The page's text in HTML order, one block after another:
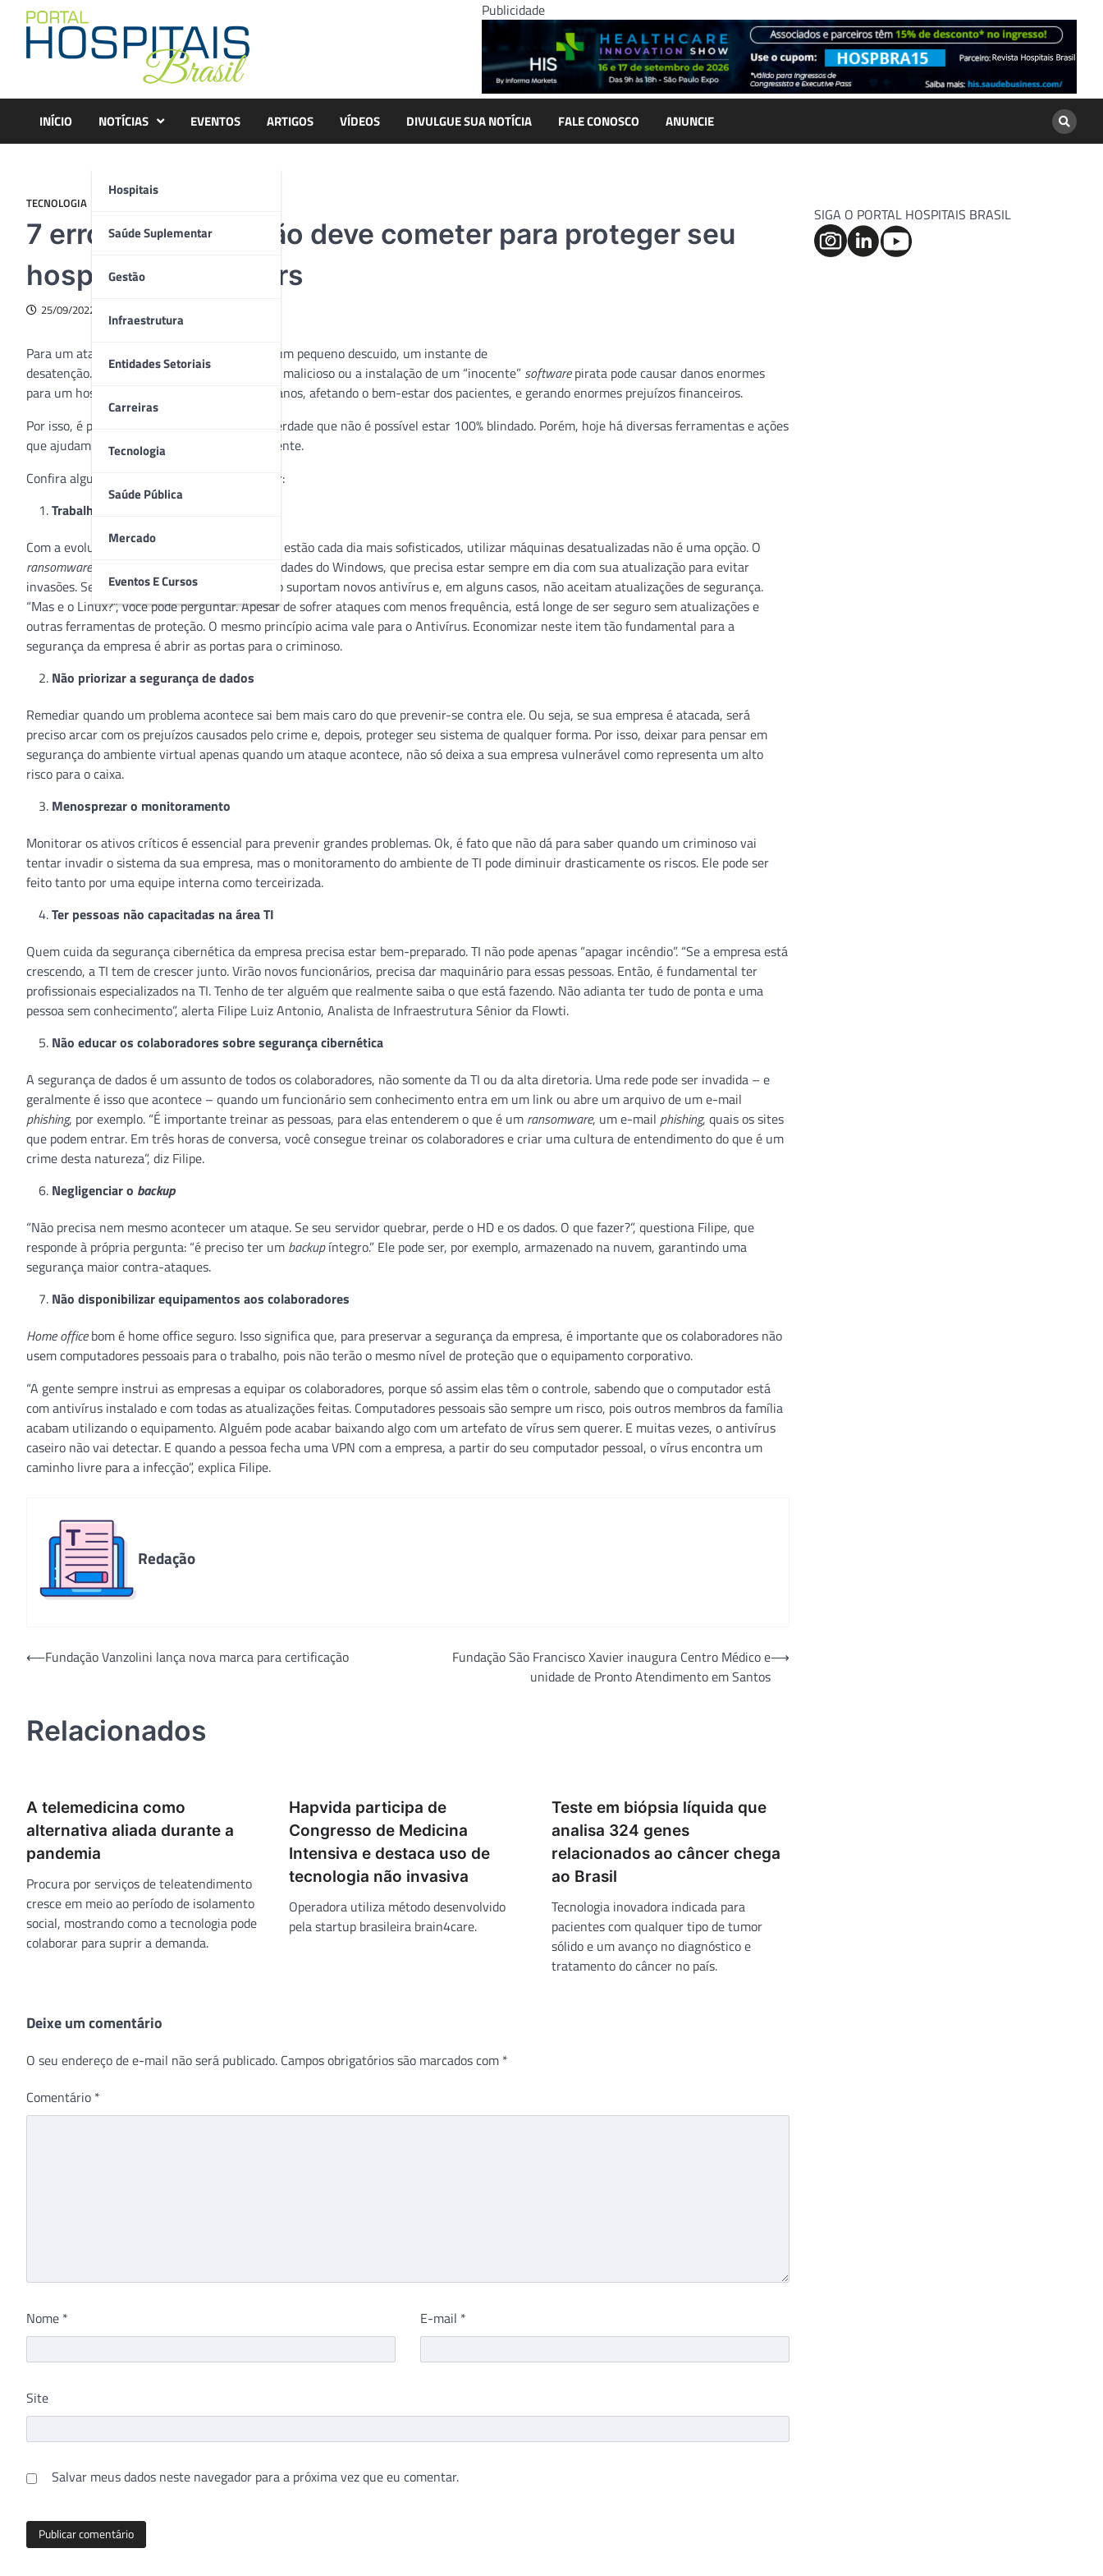
content
Publicidade
INÍCIO NOTÍCIAS
Hospitais
Saúde Suplementar
Gestão
Infraestrutura
Entidades Setoriais
Carreiras
Tecnologia
Saúde Pública
Mercado
Eventos E Cursos
EVENTOS ARTIGOS VÍDEOS DIVULGUE SUA NOTÍCIA FALE CONOSCO ANUNCIE
TECNOLOGIA
7 erros que você não deve cometer para proteger seu
hospital dos hackers
25/09/2022
Para um ataque de hackers acontecer, basta um pequeno descuido, um instante de
desatenção. Um clique desavisado em um link malicioso ou a instalação de um “inocente” softwarepirata pode causar danos enormes
para um hospital, causando transtornos humanos, afetando o bem-estar dos pacientes, e gerando enormes prejuízos financeiros.
Por isso, é preciso investir em prevenção. É verdade que não é possível estar 100% blindado. Porém, hoje há diversas ferramentas e ações
que ajudam a reduzir os riscos significativamente.
Confira algumas práticas que você deve evitar:
Trabalhar com máquinas desatualizadas
Com a evolução dos ataques cibernéticos, que estão cada dia mais sofisticados, utilizar máquinas desatualizadas não é uma opção. O
ransomware , por exemplo, ataca as vulnerabilidades do Windows, que precisa estar sempre em dia com sua atualização para evitar
invasões. Sem falar que máquinas antigas não suportam novos antivírus e, em alguns casos, não aceitam atualizações de segurança.
“Mas e o Linux?”, você pode perguntar. Apesar de sofrer ataques com menos frequência, está longe de ser seguro sem atualizações e
outras ferramentas de proteção. O mesmo princípio acima vale para o Antivírus. Economizar neste item tão fundamental para a
segurança da empresa é abrir as portas para o criminoso.
Não priorizar a segurança de dados
Remediar quando um problema acontece sai bem mais caro do que prevenir-se contra ele. Ou seja, se sua empresa é atacada, será
preciso arcar com os prejuízos causados pelo crime e, depois, proteger seu sistema de qualquer forma. Por isso, deixar para pensar em
segurança do ambiente virtual apenas quando um ataque acontece, não só deixa a sua empresa vulnerável como representa um alto
risco para o caixa.
Menosprezar o monitoramento
Monitorar os ativos críticos é essencial para prevenir grandes problemas. Ok, é fato que não dá para saber quando um criminoso vai
tentar invadir o sistema da sua empresa, mas o monitoramento do ambiente de TI pode diminuir drasticamente os riscos. Ele pode ser
feito tanto por uma equipe interna como terceirizada.
Ter pessoas não capacitadas na área TI
Quem cuida da segurança cibernética da empresa precisa estar bem-preparado. TI não pode apenas “apagar incêndio”. “Se a empresa está
crescendo, a TI tem de crescer junto. Virão novos funcionários, precisa dar maquinário para essas pessoas. Então, é fundamental ter
profissionais especializados na TI. Tenho de ter alguém que realmente saiba o que está fazendo. Não adianta ter tudo de ponta e uma
pessoa sem conhecimento”, alerta Filipe Luiz Antonio, Analista de Infraestrutura Sênior da Flowti.
Não educar os colaboradores sobre segurança cibernética
A segurança de dados é um assunto de todos os colaboradores, não somente da TI ou da alta diretoria. Uma rede pode ser invadida – e
geralmente é isso que acontece – quando um funcionário sem conhecimento entra em um link ou abre um arquivo de um e-mail
phishing, por exemplo. “É importante treinar as pessoas, para elas entenderem o que é um ransomware, um e-mail phishing, quais os sites
que podem entrar. Em três horas de conversa, você consegue treinar os colaboradores e criar uma cultura de entendimento do que é um
crime desta natureza”, diz Filipe.
Negligenciar o backup
“Não precisa nem mesmo acontecer um ataque. Se seu servidor quebrar, perde o HD e os dados. O que fazer?”, questiona Filipe, que
responde à própria pergunta: “é preciso ter um backupíntegro.” Ele pode ser, por exemplo, armazenado na nuvem, garantindo uma
segurança maior contra-ataques.
Não disponibilizar equipamentos aos colaboradores
Home officebom é home office seguro. Isso significa que, para preservar a segurança da empresa, é importante que os colaboradores não
usem computadores pessoais para o trabalho, pois não terão o mesmo nível de proteção que o equipamento corporativo.
“A gente sempre instrui as empresas a equipar os colaboradores, porque só assim elas têm o controle, sabendo que o computador está
com antivírus instalado e com todas as atualizações feitas. Computadores pessoais são sempre um risco, pois outros membros da família
acabam utilizando o equipamento. Alguém pode acabar baixando algo com um artefato de vírus sem querer. E muitas vezes, o antivírus
caseiro não vai detectar. E quando a pessoa fecha uma VPN com a empresa, a partir do seu computador pessoal, o vírus encontra um
caminho livre para a infecção”, explica Filipe.
Redação
Navegação
⟵Fundação Vanzolini lança nova marca para certificação
Fundação São Francisco Xavier inaugura Centro Médico e
unidade de Pronto Atendimento em Santos
⟶
Relacionados
A telemedicina como
alternativa aliada durante a
pandemia
Procura por serviços de teleatendimento
cresce em meio ao período de isolamento
social, mostrando como a tecnologia pode
colaborar para suprir a demanda.
Hapvida participa de
Congresso de Medicina
Intensiva e destaca uso de
tecnologia não invasiva
Operadora utiliza método desenvolvido
pela startup brasileira brain4care.
Teste em biópsia líquida que
analisa 324 genes
relacionados ao câncer chega
ao Brasil
Tecnologia inovadora indicada para
pacientes com qualquer tipo de tumor
sólido e um avanço no diagnóstico e
tratamento do câncer no país.
Deixe um comentário
O seu endereço de e-mail não será publicado. Campos obrigatórios são marcados com *
Comentário *
Nome * E-mail *
Site
Salvar meus dados neste navegador para a próxima vez que eu comentar.
SIGA O PORTAL HOSPITAIS BRASIL